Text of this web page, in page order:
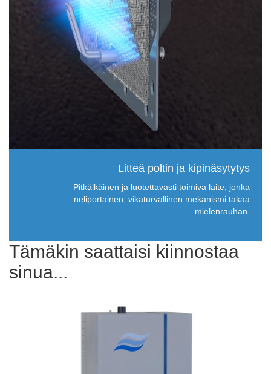
Litteä poltin ja kipinäsytytys
Pitkäikäinen ja luotettavasti toimiva laite, jonka
neliportainen, vikaturvallinen mekanismi takaa
mielenrauhan.
Tämäkin saattaisi kiinnostaa
sinua...